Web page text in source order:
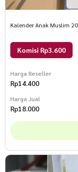
Kalender Anak Muslim
Komisi Rp3.600
Harga Reseller
Rp14.400
Harga Jual
Rp18.000